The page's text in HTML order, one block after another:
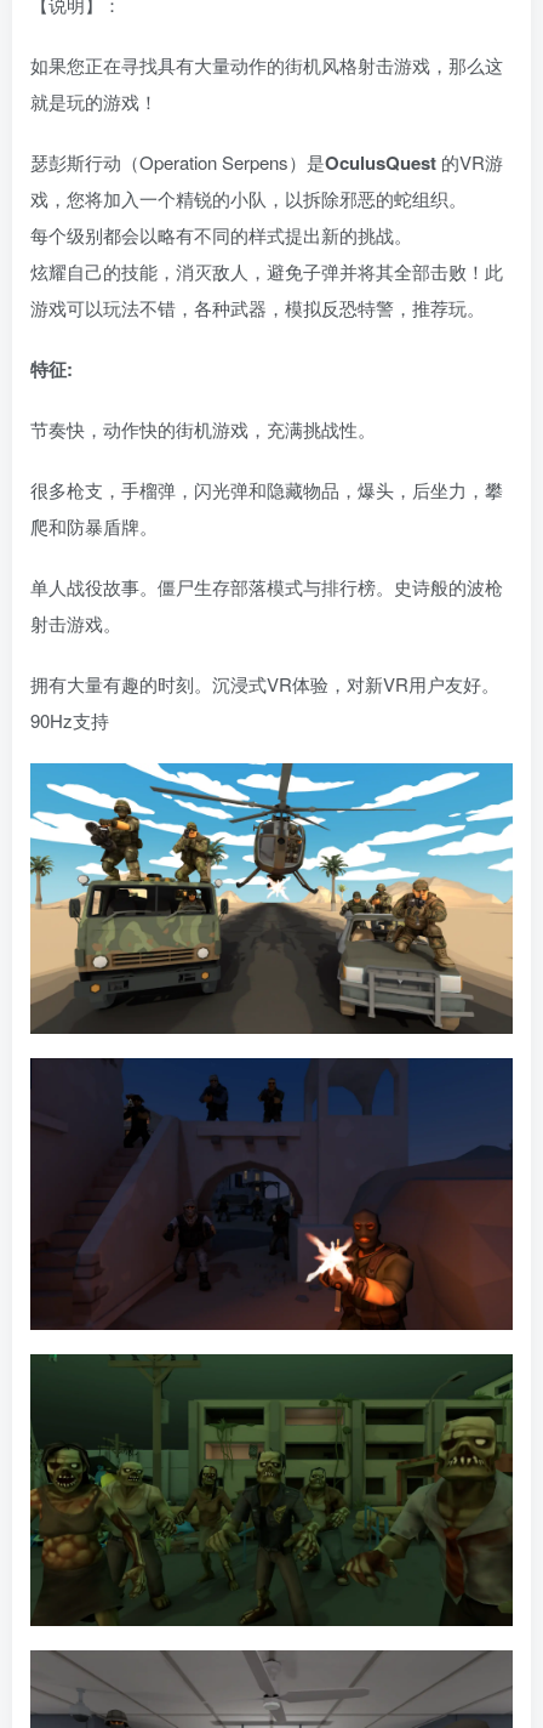
如果您正在寻找具有大量动作的街机风格射击游戏，那么这
就是玩的游戏！
瑟彭斯行动（Operation Serpens）是OculusQuest 的VR游
戏，您将加入一个精锐的小队，以拆除邪恶的蛇组织。
每个级别都会以略有不同的样式提出新的挑战。
炫耀自己的技能，消灭敌人，避免子弹并将其全部击败！此
游戏可以玩法不错，各种武器，模拟反恐特警，推荐玩。
特征:
节奏快，动作快的街机游戏，充满挑战性。
很多枪支，手榴弹，闪光弹和隐藏物品，爆头，后坐力，攀
爬和防暴盾牌。
单人战役故事。僵尸生存部落模式与排行榜。史诗般的波枪
射击游戏。
拥有大量有趣的时刻。沉浸式VR体验，对新VR用户友好。
90Hz支持